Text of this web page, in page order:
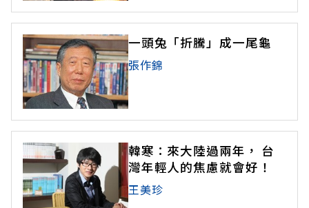
一頭兔「折騰」成一尾龜
張作錦
韓寒：來大陸過兩年， 台
灣年輕人的焦慮就會好！
王美珍